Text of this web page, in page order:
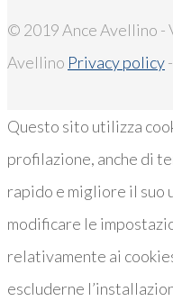
© 2019 Ance Avellino -
Avellino Privacy policy-
Questo sito utilizza
profilazione, anche di
rapido e migliore il suo
modificare le
relativamente ai
escluderne